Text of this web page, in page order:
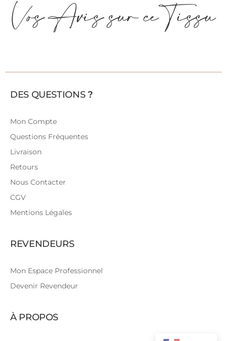
Vos Avis sur ce Tissu
DES QUESTIONS?
Mon Compte
Questions Fréquentes
Livraison
Retours
Nous Contacter
CGV
Mentions Légales
REVENDEURS
Mon Espace Professionnel
Devenir Revendeur
À PROPOS